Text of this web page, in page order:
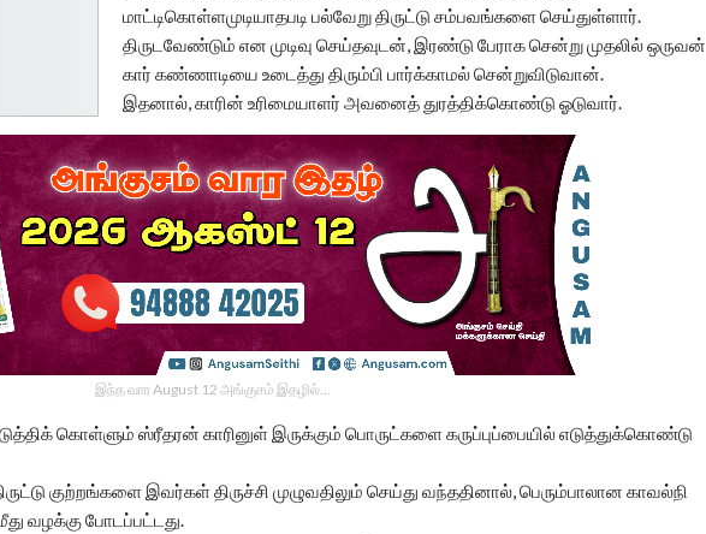
இந்த வார August 12 அங்குசம் இதழில்…
மாட்டிகொள்ளமுடியாதபடி பல்வேறு திருட்டு சம்பவங்களை செய்துள்ளார்.
திருடவேண்டும் என முடிவு செய்தவுடன், இரண்டு பேராக சென்று முதலில் ஒருவன்
கார் கண்ணாடியை உடைத்து திரும்பி பார்க்காமல் சென்றுவிடுவான்.
இதனால், காரின் உரிமையாளர் அவனைத் துரத்திக்கொண்டு ஓடுவார்.
கொள்ளும் ஸ்ரீதரன் காரினுள் இருக்கும் பொருட்களை கருப்புப்பையில் எடுத்துக்கொண்டு
குற்றங்களை இவர்கள் திருச்சி முழுவதிலும் செய்து வந்ததினால், பெரும்பாலான காவல்நி
வழக்கு போடப்பட்டது.